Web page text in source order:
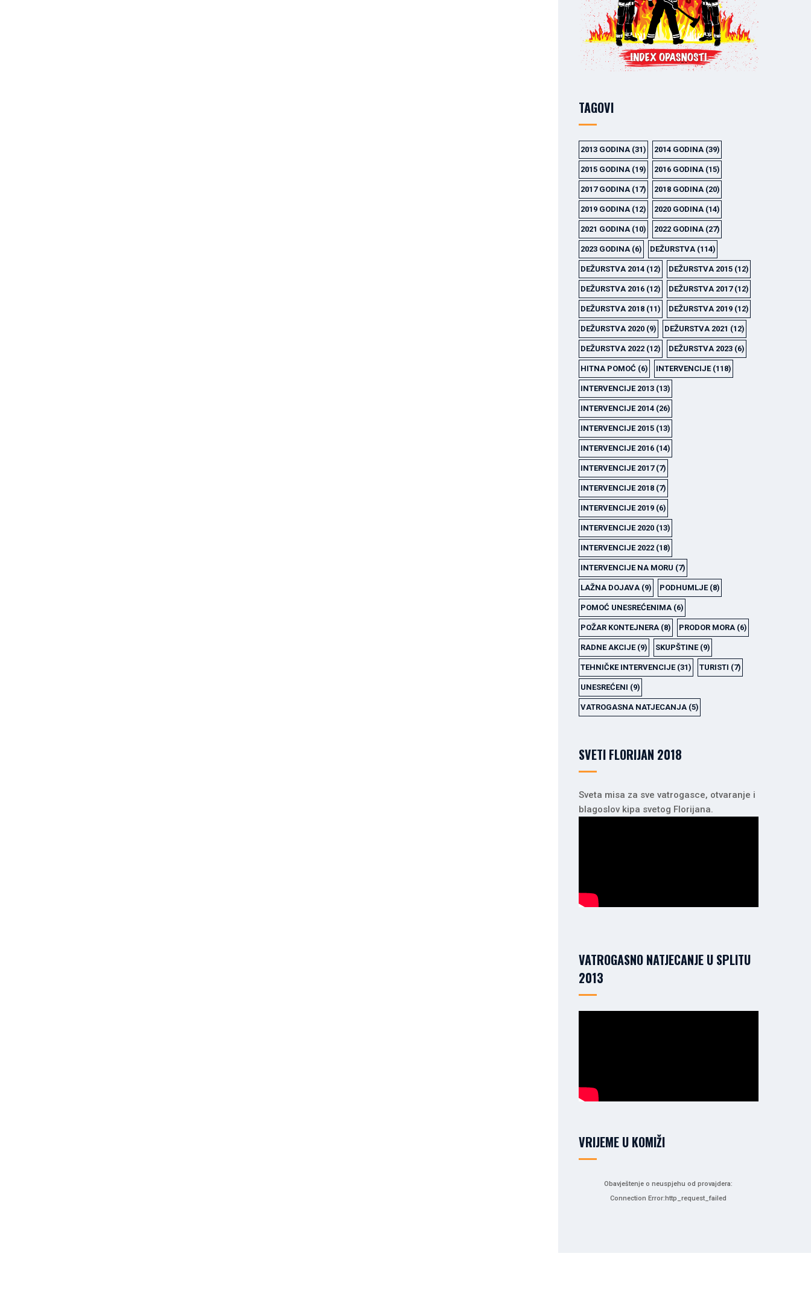
TAGOVI
2013 GODINA(31) 2014 GODINA(39)
2015 GODINA(19) 2016 GODINA(15)
2017 GODINA(17) 2018 GODINA(20)
2019 GODINA(12) 2020 GODINA(14)
2021 GODINA(10) 2022 GODINA(27)
2023 GODINA(6) DEŽURSTVA(114)
DEŽURSTVA 2014(12) DEŽURSTVA 2015(12)
DEŽURSTVA 2016(12) DEŽURSTVA 2017(12)
DEŽURSTVA 2018(11) DEŽURSTVA 2019(12)
DEŽURSTVA 2020(9) DEŽURSTVA 2021 (12)
DEŽURSTVA 2022(12) DEŽURSTVA 2023(6)
HITNA POMOĆ (6) INTERVENCIJE(118)
INTERVENCIJE 2013(13)
INTERVENCIJE 2014(26)
INTERVENCIJE 2015(13)
INTERVENCIJE 2016(14)
INTERVENCIJE 2017(7)
INTERVENCIJE 2018(7)
INTERVENCIJE 2019(6)
INTERVENCIJE 2020(13)
INTERVENCIJE 2022(18)
INTERVENCIJE NA MORU (7)
LAŽNA DOJAVA(9) PODHUMLJE(8)
POMOĆ UNESREĆENIMA(6)
POŽAR KONTEJNERA(8) PRODOR MORA(6)
RADNE AKCIJE(9) SKUPŠTINE(9)
TEHNIČKE INTERVENCIJE(31) TURISTI (7)
UNESREĆENI (9)
VATROGASNA NATJECANJA(5)
SVETI FLORIJAN 2018
Sveta misa za sve vatrogasce, otvaranje i
blagoslov kipa svetog Florijana.
VATROGASNO NATJECANJE U SPLITU
2013
VRIJEME U KOMIŽI
Obavještenje o neuspjehu od provajdera:
Connection Error:http_request_failed